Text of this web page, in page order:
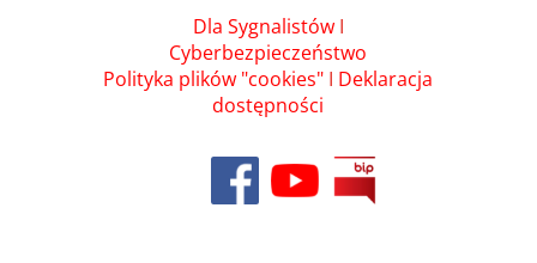
Dla SygnalistówI
Cyberbezpieczeństwo
Polityka plików "cookies" I Deklaracja
dostępności